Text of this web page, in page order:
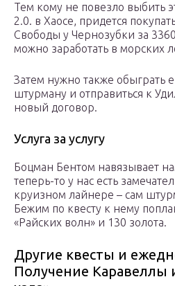
Тем кому не повезло выбить
2.0. в Хаосе, придется
Свободы у Чернозубки за
можно заработать в морских
Затем нужно также обыграть
штурману и отправиться к
новый договор.
Услуга за услугу
Боцман Бентом навязывает
теперь-то у нас есть
круизном лайнере – сам
Бежим по квесту к нему
«Райских волн» и 130 золота.
Другие квесты и
Получение Каравеллы